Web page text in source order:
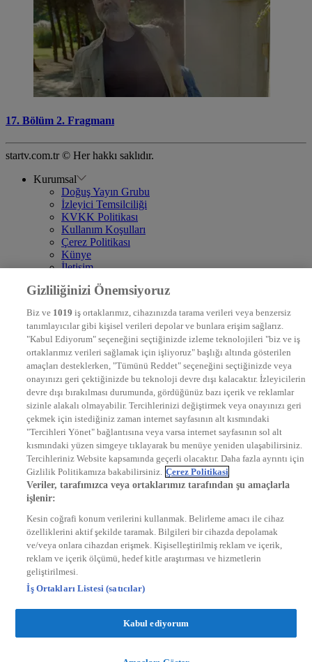
17. Bölüm 2. Fragmanı
startv.com.tr © Her hakkı saklıdır.
Kurumsal
Doğuş Yayın Grubu
İzleyici Temsilciliği
KVKK Politikası
Kullanım Koşulları
Çerez Politikası
Künye
İletişim
DYG Televizyonlar
STAR
EURO STAR
KRAL POP TV
DYG Radyolar
NTV RADYO
KRAL FM
KRAL POP
EKSEN
VOYAGE
DYG Dijital
ntv.com.tr
ntvspor.net
secim.ntv.com.tr
startv.com.tr
kralmuzik.com.tr
Gizliliğinizi Önemsiyoruz
Biz ve 1019 iş ortaklarımız, cihazınızda tarama verileri veya benzersiz
tanımlayıcılar gibi kişisel verileri depolar ve bunlara erişim sağlarız.
"Kabul Ediyorum" seçeneğini seçtiğinizde izleme teknolojileri "biz ve iş
ortaklarımız verileri sağlamak için işliyoruz" başlığı altında gösterilen
amaçları desteklerken, "Tümünü Reddet" seçeneğini seçtiğinizde veya
onayınızı geri çektiğinizde bu teknoloji devre dışı kalacaktır. İzleyicilerin
devre dışı bırakılması durumunda, gördüğünüz bazı içerik ve reklamlar
sizinle alakalı olmayabilir. Tercihlerinizi değiştirmek veya onayınızı geri
çekmek için istediğiniz zaman internet sayfasının alt kısmındaki
"Tercihleri Yönet" bağlantısına veya varsa internet sayfasının sol alt
kısmındaki yüzen simgeye tıklayarak bu menüye yeniden ulaşabilirsiniz.
Tercihleriniz Website kapsamında geçerli olacaktır. Daha fazla ayrıntı için
Gizlilik Politikamıza bakabilirsiniz. Çerez Politikasi
Veriler, tarafımızca veya ortaklarımız tarafından şu amaçlarla
işlenir:
Kesin coğrafi konum verilerini kullanmak. Belirleme amacı ile cihaz
özelliklerini aktif şekilde taramak. Bilgileri bir cihazda depolamak
ve/veya onlara cihazdan erişmek. Kişiselleştirilmiş reklam ve içerik,
reklam ve içerik ölçümü, hedef kitle araştırması ve hizmetlerin
geliştirilmesi.
İş Ortakları Listesi (satıcılar)
Kabul ediyorum